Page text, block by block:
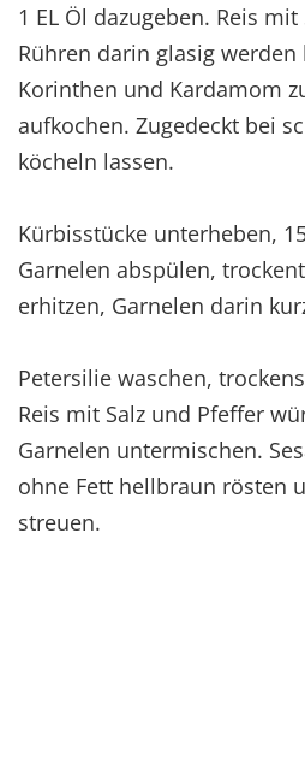
1 EL Öl dazugeben. Reis
Rühren darin glasig werden
Korinthen und Kardamom
aufkochen. Zugedeckt bei
köcheln lassen.
Kürbisstücke unterheben,
Garnelen abspülen,
erhitzen, Garnelen darin
Petersilie waschen,
Reis mit Salz und Pfeffer
Garnelen untermischen.
ohne Fett hellbraun rösten
streuen.